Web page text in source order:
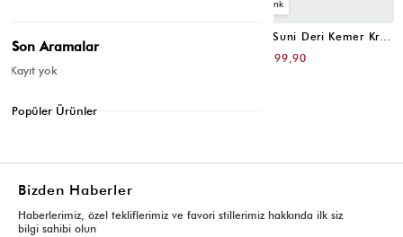
Uzun Tokalı Suni Deri Kemer Krem
₺199,90
Bizden Haberler
Haberlerimiz, özel tekliflerimiz ve favori stillerimiz hakkında ilk siz
bilgi sahibi olun
Son Aramalar
Kayıt yok
Popüler Ürünler